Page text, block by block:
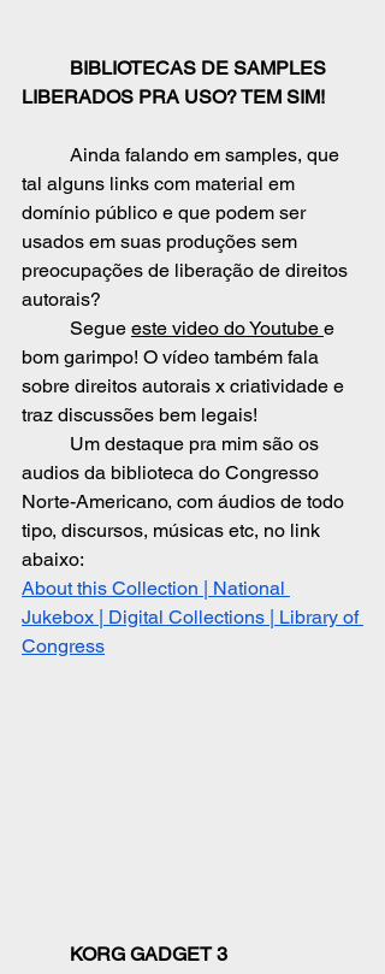
LIBERADOS PRA USO? TEM SIM!
tal alguns links com material em
domínio público e que podem ser
usados em suas produções sem
preocupações de liberação de direitos
autorais?
	Segue
este video do Youtube e
bom garimpo! O vídeo também fala
sobre direitos autorais x criatividade e
traz discussões bem legais!
audios da biblioteca do Congresso
Norte-Americano, com áudios de todo
tipo, discursos, músicas etc, no link
abaixo:
About this Collection | National
Jukebox | Digital Collections | Library of
Congress
	KORG GADGET 3